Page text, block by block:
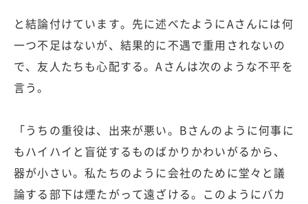
と結論付けています。先に述べたようにAさんには何
一つ不足はないが、結果的に不遇で重用されないの
で、友人たちも心配する。Aさんは次のような不平を
言う。
「うちの重役は、出来が悪い。Bさんのように何事に
もハイハイと盲従するものばかりかわいがるから、
器が小さい。私たちのように会社のために堂々と議
論する部下は煙たがって遠ざける。このようにバカ